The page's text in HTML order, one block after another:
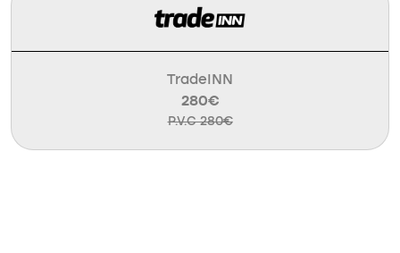
TradeINN
280€
P.V.C 280€